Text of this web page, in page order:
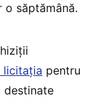
săptămână.
licitația pentru
destinate